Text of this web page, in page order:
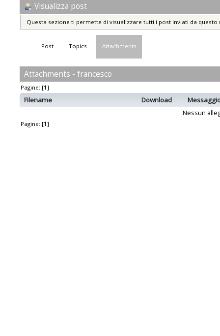
Visualizza post
Questa sezione ti permette di visualizzare tutti i post inviati da
Post Topics Attachments
Attachments - francesco
Pagine: [1]
Filename Download
Nessun
Pagine: [1]